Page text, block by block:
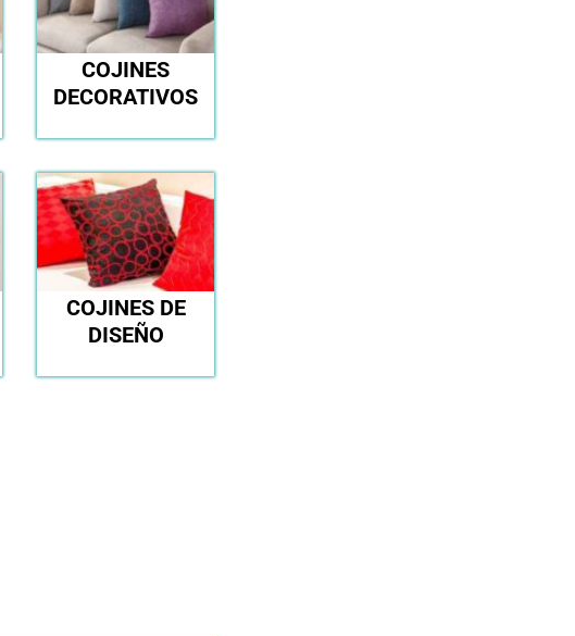
COJINES
DECORATIVOS
COJINES DE
DISEÑO